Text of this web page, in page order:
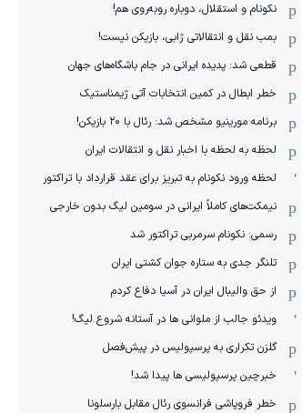
نکونام و استقلال، دوباره روبه‌روی هم!
بمب نقل و انتقالاتی ژابی، بازیکن نیست!
قطعی شد: پدیده ایرانی در جام باشگاه‌های جهان
خطر ابطال در کمین انتخابات آتی ژیمناستیک
برنامه مورینیو مشخص شد: رئال با ۲۰ بازیکن!
لحظه به لحظه با اخبار نقل و انتقالات ایران
لحظه ورود نکونام به تبریز برای عقد قرارداد با تراکتور
نیمکت‌های کاملاً ایرانی در سومین لیگ بدون خارجی
رسمی: نکونام سرمربی تراکتور شد
تلنگر جدی به ستاره جوان کشتی ایران
از حق والیبال ایران در آسیا دفاع کردم
ویدئو جالب از ملوانی ها در آستانه شروع لیگ!
گلزن تکراری به پرسپولیس در پیش‌فصل
خبرچین پرسپولیسی ها پیدا شد!
خطر فروپاشی فرانسوی رئال مقابل بارسلونا